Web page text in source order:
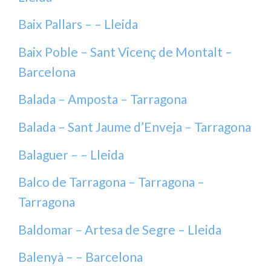
Baix Pallars – – Lleida
Baix Poble – Sant Vicenç de Montalt –
Barcelona
Balada – Amposta – Tarragona
Balada – Sant Jaume d’Enveja – Tarragona
Balaguer – – Lleida
Balco de Tarragona – Tarragona –
Tarragona
Baldomar – Artesa de Segre – Lleida
Balenyà – – Barcelona